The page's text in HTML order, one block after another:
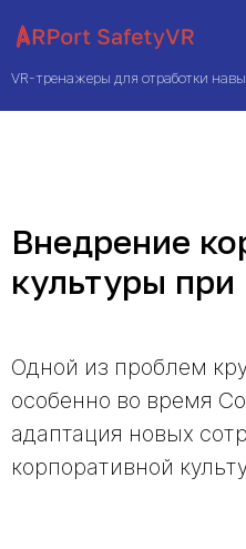
VR-тренажеры для отработки
Внедрение
культуры
Одной из проблем
особенно во время
адаптация новых
корпоративной